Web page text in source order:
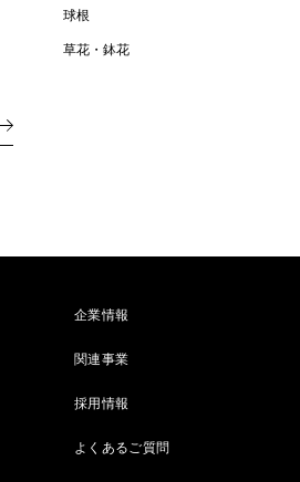
球根
草花・鉢花
企業情報
関連事業
採用情報
よくあるご質問